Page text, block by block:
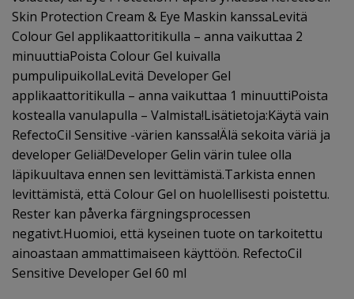
Skin Protection Cream & Eye Maskin kanssaLevitä
Colour Gel applikaattoritikulla – anna vaikuttaa 2
minuuttiaPoista Colour Gel kuivalla
pumpulipuikollaLevitä Developer Gel
applikaattoritikulla – anna vaikuttaa 1 minuuttiPoista
kostealla vanulapulla – Valmista!Lisätietoja:Käytä vain
RefectoCil Sensitive -värien kanssa!Älä sekoita väriä ja
developer Geliä!Developer Gelin värin tulee olla
läpikuultava ennen sen levittämistä.Tarkista ennen
levittämistä, että Colour Gel on huolellisesti poistettu.
Rester kan påverka färgningsprocessen
negativt.Huomioi, että kyseinen tuote on tarkoitettu
ainoastaan ammattimaiseen käyttöön. RefectoCil
Sensitive Developer Gel 60 ml